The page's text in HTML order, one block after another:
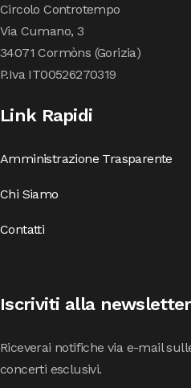
Circolo Controtempo
Via Cumano, 3
34071 Cormòns (Gorizia)
P.Iva IT00526270319
Link Rapidi
Amministrazione Trasparente
Chi Siamo
Contatti
Iscriviti alla newsletter
Riceverai notifiche via e-mail
concerti esclusivi.